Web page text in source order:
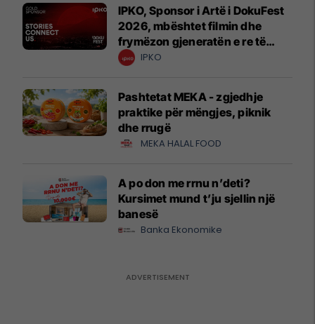
IPKO, Sponsor i Artë i DokuFest
2026, mbështet filmin dhe
frymëzon gjeneratën e re të
krijuesve
IPKO
Pashtetat MEKA - zgjedhje
praktike për mëngjes, piknik
dhe rrugë
MEKA HALAL FOOD
A po don me rrnu n’deti?
Kursimet mund t’ju sjellin një
banesë
Banka Ekonomike